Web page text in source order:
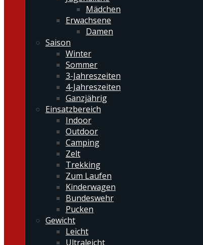
Mädchen
Erwachsene
Damen
Saison
Winter
Sommer
3-Jahreszeiten
4-Jahreszeiten
Ganzjährig
Einsatzbereich
Indoor
Outdoor
Camping
Zelt
Trekking
Zum Laufen
Kinderwagen
Bundeswehr
Pucken
Gewicht
Leicht
Ultraleicht